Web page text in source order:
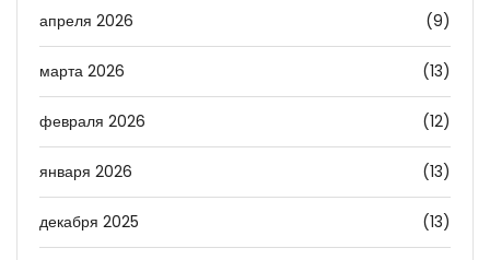
апреля 2026 (9)
марта 2026 (13)
февраля 2026 (12)
января 2026 (13)
декабря 2025 (13)